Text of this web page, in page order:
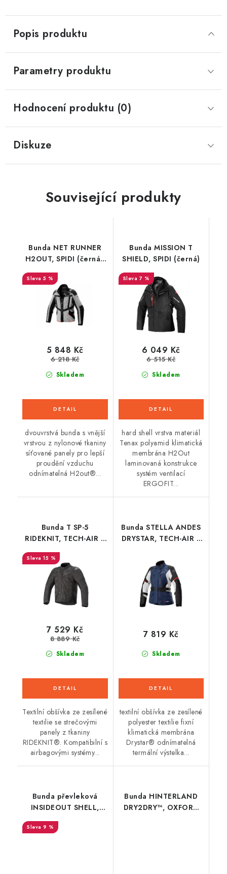
Popis produktu
Parametry produktu
Hodnocení produktu (0)
Diskuze
Související produkty
Bunda NET RUNNER
H2OUT, SPIDI (černá/
šedá/červená)
5 %
Skladem
5 848 Kč
6 218 Kč
dvouvrstvá bunda s vnější
vrstvou z nylonové tkaniny
síťované panely pro lepší
proudění vzduchu
odnímatelná H2out®...
Bunda MISSION T
SHIELD, SPIDI (černá)
7 %
Skladem
6 049 Kč
6 515 Kč
hard shell vrstva materiál
Tenax polyamid klimatická
membrána H2Out
laminovaná konstrukce
systém ventilací
ERGOFIT...
Bunda T SP-5
RIDEKNIT, TECH-AIR 5
ALPINESTARS (černá
camo)
15 %
Skladem
7 529 Kč
8 889 Kč
Textilní obšívka ze zesílené
textilie se strečovými
panely z tkaniny
RIDEKNIT®. Kompatibilní s
airbagovými systémy...
Bunda STELLA ANDES
DRYSTAR, TECH-AIR 5
ALPINESTARS, dámská
(tmavě modrá/
černá/světle šedá/
červená)
Skladem
7 819 Kč
textilní obšívka ze zesílené
polyester textilie fixní
klimatická membrána
Drystar® odnímatelná
termální výstelka...
Bunda převleková
INSIDEOUT SHELL,
SPIDI (černá)
9 %
Bunda HINTERLAND
DRY2DRY™, OXFORD